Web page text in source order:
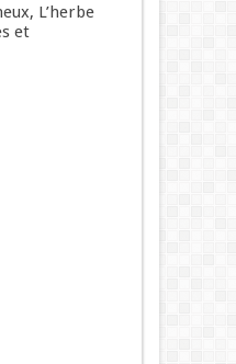
L’herbe
et